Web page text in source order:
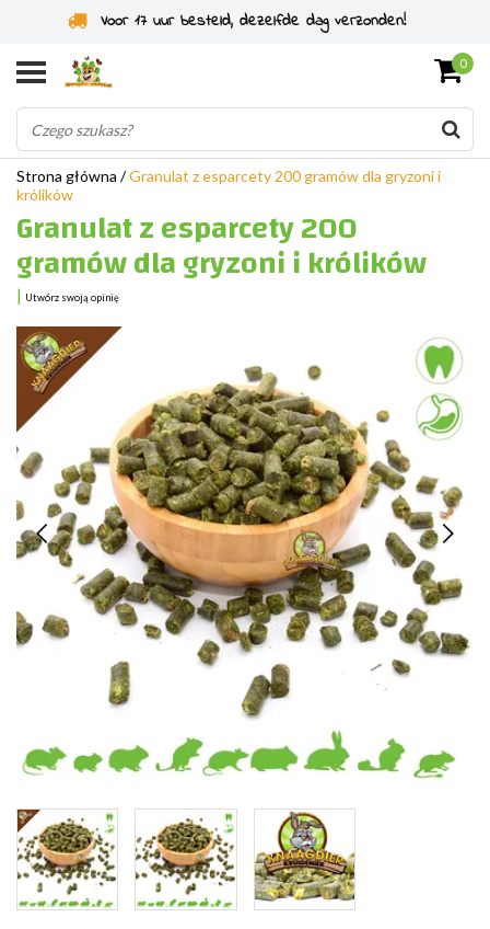
Specjaliści od gryzoni od 2011 roku
0
Strona główna /Granulat z esparcety 200 gramów dla gryzoni i
królików
Granulat z esparcety 200
gramów dla gryzoni i królików
| Utwórz swoją opinię